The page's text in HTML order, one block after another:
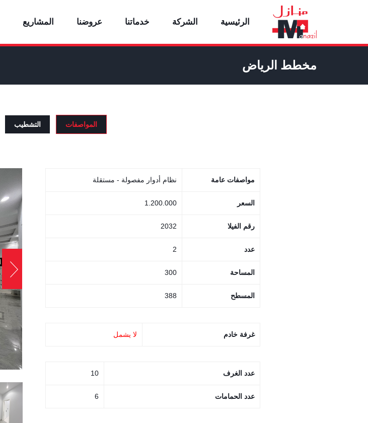
الرئيسية الشركة خدماتنا عروضنا المشاريع
مخطط الرياض
المواصفات التشطيب
مواصفات عامة نظام أدوار مفصولة - مستقلة
السعر 1.200.000
رقم الفيلا 2032
عدد 2
المساحة 300
المسطح 388
غرفة خادم لا يشمل
عدد الغرف 10
عدد الحمامات 6